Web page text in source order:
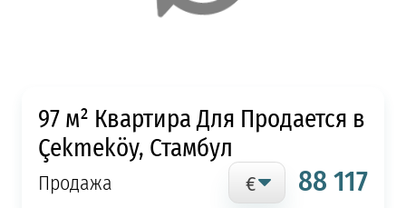
97 м² Квартира Для Продается в
Çekmeköy, Стамбул
Продажа 88 117